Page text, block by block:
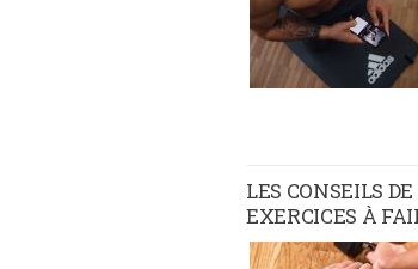
LES CONSEILS
EXERCICES À